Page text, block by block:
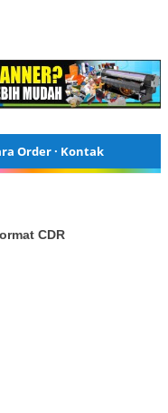
Order· Kontak
CDR